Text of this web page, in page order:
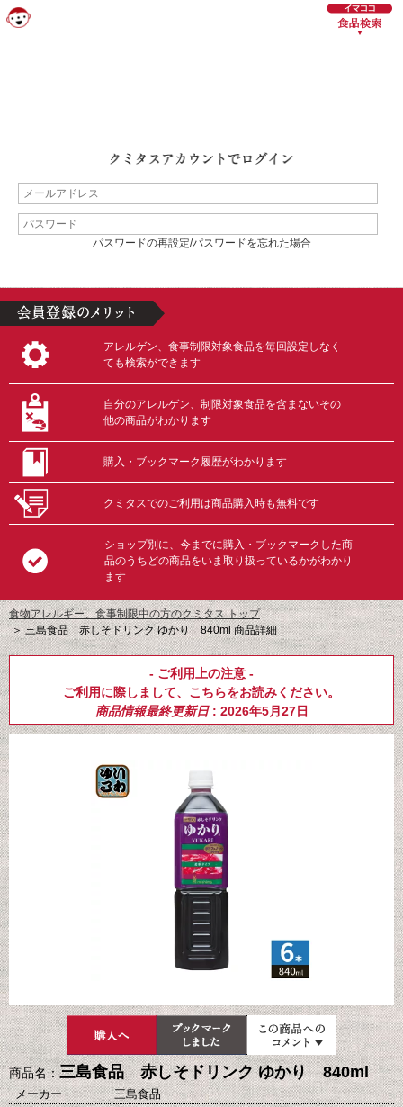
パスワードの再設定/パスワードを忘れた場合
アレルゲン、食事制限対象食品を毎回設定しなく
ても検索ができます
自分のアレルゲン、制限対象食品を含まないその
他の商品がわかります
購入・ブックマーク履歴がわかります
クミタスでのご利用は商品購入時も無料です
ショップ別に、今までに購入・ブックマークした商
品のうちどの商品をいま取り扱っているかがわかり
ます
食物アレルギー、食事制限中の方のクミタス トップ
＞三島食品 赤しそドリンク ゆかり 840ml 商品詳細
- ご利用上の注意 -
ご利用に際しまして、 こちらをお読みください。
商品情報最終更新日: 2026年5月27日
商品名：三島食品 赤しそドリンク ゆかり 840ml
メーカー
三島食品